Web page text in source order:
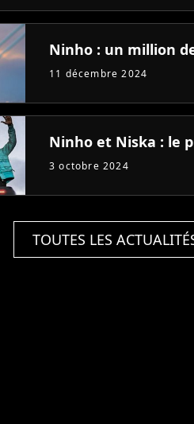
Ninho : un million
11 décembre 2024
Ninho et Niska : le
3 octobre 2024
TOUTES LES